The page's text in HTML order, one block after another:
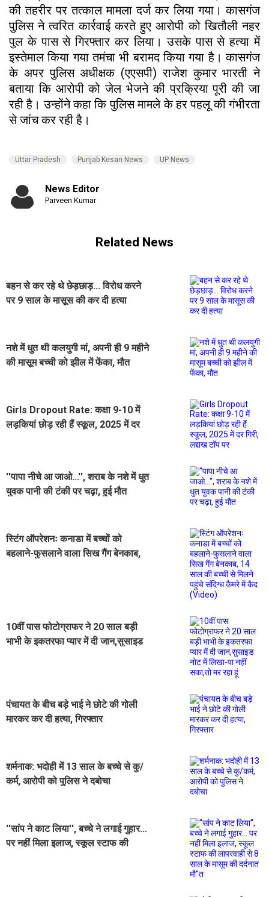
की तहरीर पर तत्काल मामला दर्ज कर लिया गया। कासगंज
पुलिस ने त्वरित कार्रवाई करते हुए आरोपी को खितौली नहर
पुल के पास से गिरफ्तार कर लिया। उसके पास से हत्या में
इस्तेमाल किया गया तमंचा भी बरामद किया गया है। कासगंज
के अपर पुलिस अधीक्षक (एएसपी) राजेश कुमार भारती ने
बताया कि आरोपी को जेल भेजने की प्रक्रिया पूरी की जा
रही है। उन्होंने कहा कि पुलिस मामले के हर पहलू की गंभीरता
से जांच कर रही है।
Uttar Pradesh Punjab Kesari News UP News
News Editor
Parveen Kumar
Related News
बहन से कर रहे थे छेड़छाड़... विरोध करने
पर 9 साल के मासूस की कर दी हत्या
नशे में धुत थी कलयुगी मां, अपनी ही 9 महीने
की मासूम बच्ची को झील में फेंका, मौत
Girls Dropout Rate: कक्षा 9-10 में
लड़कियां छोड़ रही हैं स्कूल, 2025 में दर
''पापा नीचे आ जाओ...'', शराब के नशे में धुत
युवक पानी की टंकी पर चढ़ा, हुई मौत
स्टिंग ऑपरेशनः कनाडा में बच्चों को
बहलाने-फुसलाने वाला सिख गैंग बेनकाब,
10वीं पास फोटोग्राफर ने 20 साल बड़ी
भाभी के इकतरफा प्यार में दी जान,सुसाइड
पंचायत के बीच बड़े भाई ने छोटे की गोली
मारकर कर दी हत्या, गिरफ्तार
शर्मनाक: भदोही में 13 साल के बच्चे से कु/
कर्म, आरोपी को पुलिस ने दबोचा
''सांप ने काट लिया'', बच्चे ने लगाई गुहार...
पर नहीं मिला इलाज, स्कूल स्टाफ की